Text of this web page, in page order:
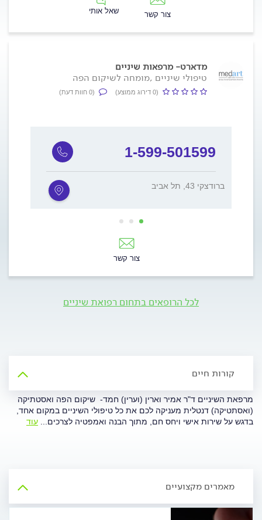
צור קשר שאל אותי
מדארט- מרפאות שיניים
טיפולי שיניים ,מומחה לשיקום הפה
(0 דירוג ממוצע) (0 חוות דעת)
1-599-501599
ברודצקי 43, תל אביב
צור קשר
לכל הרופאים בתחום רפואת שיניים
קורות חיים
מרפאת השיניים ד"ר אמיר וארין (וערין) חמד- שיקום הפה ואסטתיקה
(ואסתטיקה) דנטלית מעניקה לכם את כל טיפולי השיניים במקום אחד,
בדגש על שירות אישי ויחס חם, מתוך הבנה ואמפטיה לצרכים
עוד
מאמרים מקצועיים